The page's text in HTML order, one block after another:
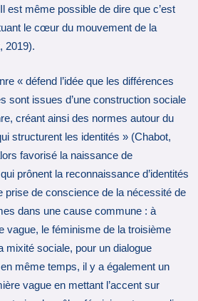
est même possible de dire que c’est
le cœur du mouvement de la
2019).
« défend l’idée que les différences
sont issues d’une construction sociale
créant ainsi des normes autour du
structurent les identités » (Chabot,
favorisé la naissance de
prônent la reconnaissance d’identités
prise de conscience de la nécessité de
dans une cause commune : à
vague, le féminisme de la troisième
mixité sociale, pour un dialogue
même temps, il y a également un
vague en mettant l’accent sur